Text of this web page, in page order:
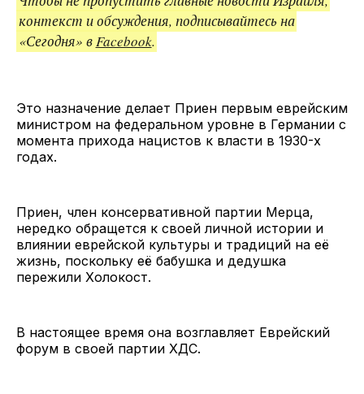
контекст и обсуждения, подписывайтесь на
«Сегодня» вFacebook.
Это назначение делает Приен первым еврейским
министром на федеральном уровне в Германии с
момента прихода нацистов к власти в 1930-х
годах.
Приен, член консервативной партии Мерца,
нередко обращется к своей личной истории и
влиянии еврейской культуры и традиций на её
жизнь, поскольку её бабушка и дедушка
пережили Холокост.
В настоящее время она возглавляет Еврейский
форум в своей партии ХДС.